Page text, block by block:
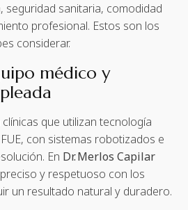
seguridad sanitaria, comodidad
profesional. Estos son los
considerar.
médico y
que utilizan tecnología
con sistemas robotizados e
En Dr. Merlos Capilar
y respetuoso con los
un resultado natural y duradero.